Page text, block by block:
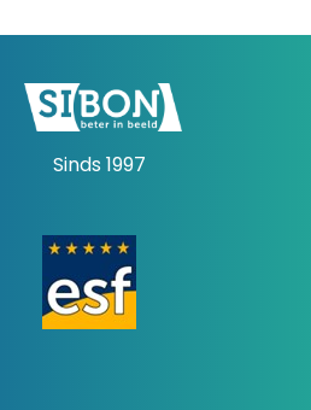
Sinds 1997